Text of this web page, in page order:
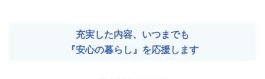
充実した内容、いつまでも
『安心の暮らし』を応援します